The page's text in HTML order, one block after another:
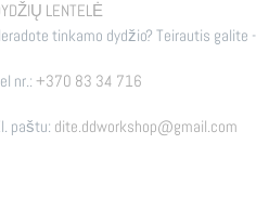
LENTELĖ
tinkamo dydžio? Teirautis galite -
nr.: +370 83 34 716
paštu: dite.ddworkshop@gmail.com